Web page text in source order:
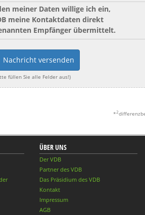
meiner Daten willige ich ein,
meine Kontaktdaten direkt
Empfänger übermittelt.
versenden
füllen Sie alle Felder aus!)
*2
ÜBER UNS
Der VDB
Partner des VDB
Das Präsidium des VDB
Kontakt
Impressum
AGB